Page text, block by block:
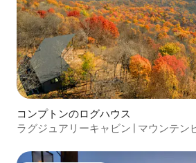
コンプトンのログハウス
ラグジュアリーキャビン | マウンテン